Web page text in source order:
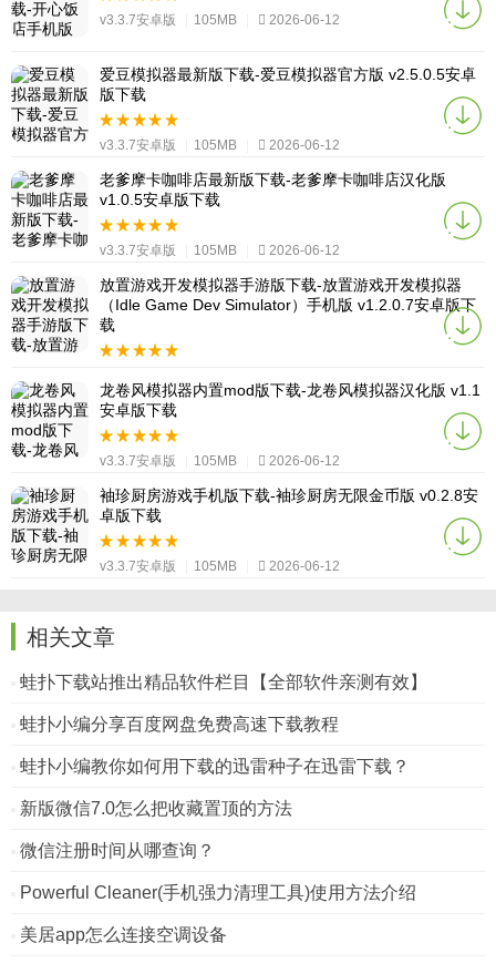
v3.3.7安卓版 105MB 2026-06-12
爱豆模拟器最新版下载-爱豆模拟器官方版 v2.5.0.5安卓
版下载
v3.3.7安卓版 105MB 2026-06-12
老爹摩卡咖啡店最新版下载-老爹摩卡咖啡店汉化版
v1.0.5安卓版下载
v3.3.7安卓版 105MB 2026-06-12
放置游戏开发模拟器手游版下载-放置游戏开发模拟器
（Idle Game Dev Simulator）手机版 v1.2.0.7安卓版下
载
龙卷风模拟器内置mod版下载-龙卷风模拟器汉化版 v1.1
安卓版下载
v3.3.7安卓版 105MB 2026-06-12
袖珍厨房游戏手机版下载-袖珍厨房无限金币版 v0.2.8安
卓版下载
v3.3.7安卓版 105MB 2026-06-12
相关文章
蛙扑下载站推出精品软件栏目【全部软件亲测有效】
蛙扑小编分享百度网盘免费高速下载教程
蛙扑小编教你如何用下载的迅雷种子在迅雷下载？
新版微信7.0怎么把收藏置顶的方法
微信注册时间从哪查询？
Powerful Cleaner(手机强力清理工具)使用方法介绍
美居app怎么连接空调设备